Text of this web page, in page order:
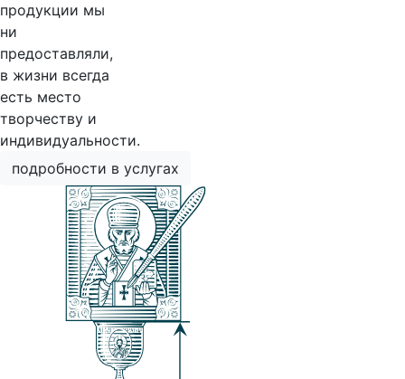
продукции мы
ни
предоставляли,
в жизни всегда
есть место
творчеству и
индивидуальности.
подробности в услугах